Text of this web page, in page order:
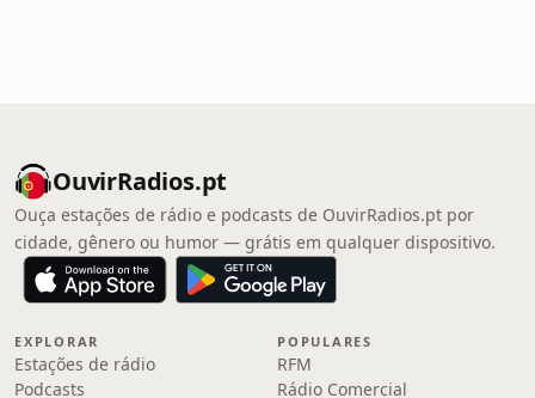
OuvirRadios.pt
Ouça estações de rádio e podcasts de OuvirRadios.pt por
cidade, gênero ou humor — grátis em qualquer dispositivo.
EXPLORAR
Estações de rádio
Podcasts
POPULARES
RFM
Rádio Comercial